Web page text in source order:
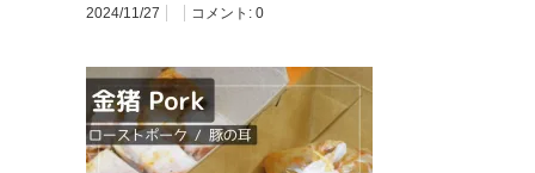
2024/11/27 コメント: 0